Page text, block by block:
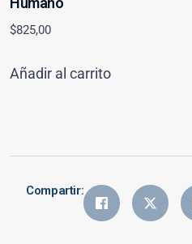
$825,00
Añadir al carrito
Compartir: